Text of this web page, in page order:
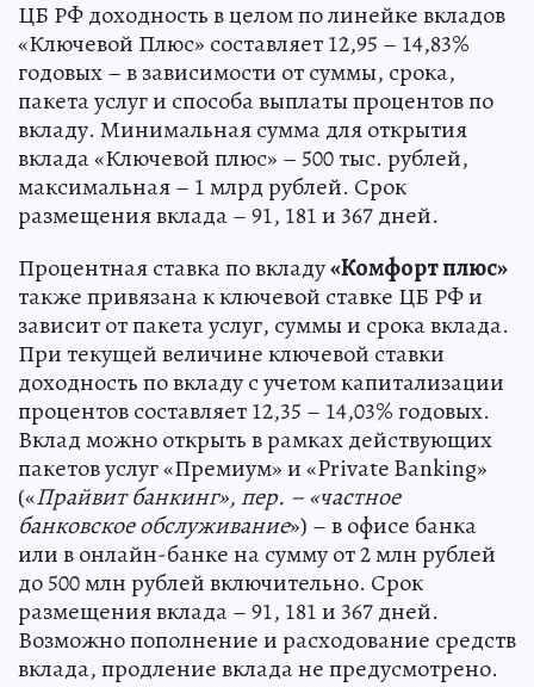
ЦБ РФ доходность в целом по линейке вкладов
«Ключевой Плюс» составляет 12,95 – 14,83%
годовых – в зависимости от суммы, срока,
пакета услуг и способа выплаты процентов по
вкладу. Минимальная сумма для открытия
вклада «Ключевой плюс» – 500 тыс. рублей,
максимальная – 1 млрд рублей. Срок
размещения вклада – 91, 181 и 367 дней.
Процентная ставка по вкладу«Комфорт плюс»
также привязана к ключевой ставке ЦБ РФ и
зависит от пакета услуг, суммы и срока вклада.
При текущей величине ключевой ставки
доходность по вкладу с учетом капитализации
процентов составляет 12,35 – 14,03% годовых.
Вклад можно открыть в рамках действующих
пакетов услуг «Премиум» и «Private Banking»
(«Прайвит банкинг», пер. – «частное
банковское обслуживание») – в офисе банка
или в онлайн-банке на сумму от 2 млн рублей
до 500 млн рублей включительно. Срок
размещения вклада – 91, 181 и 367 дней.
Возможно пополнение и расходование средств
вклада, продление вклада не предусмотрено.